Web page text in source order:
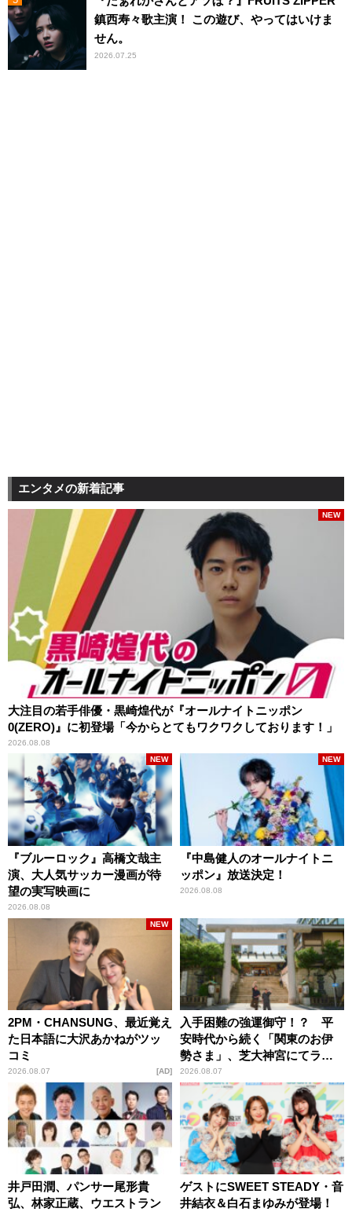
鎮西寿々歌主演！ この遊び、やってはいけま
せん。
2026.07.25
エンタメの新着記事
大注目の若手俳優・黒崎煌代が『オールナイトニッポン
0(ZERO)』に初登場「今からとてもワクワクしております！」
2026.08.08
NEW
『ブルーロック』高橋文哉主
演、大人気サッカー漫画が待
望の実写映画に
2026.08.08
NEW
『中島健人のオールナイトニ
ッポン』放送決定！
2026.08.08
NEW
2PM・CHANSUNG、最近覚え
た日本語に大沢あかねがツッ
コミ
2026.08.07
NEW
AD
入手困難の強運御守！？ 平
安時代から続く「関東のお伊
勢さま」、芝大神宮にてラン
パンプスが合格祈願！
2026.08.07
井戸田潤、パンサー尾形貴
弘、林家正蔵、ウエストラン
ゲストにSWEET STEADY・音
井結衣＆白石まゆみが登場！